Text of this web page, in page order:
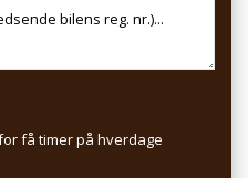
få timer på hverdage